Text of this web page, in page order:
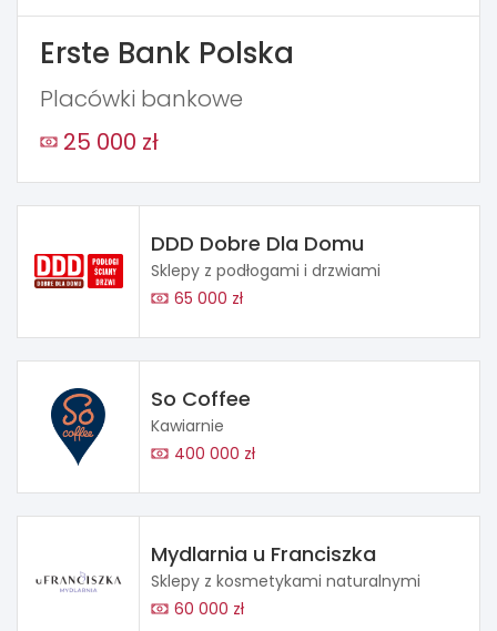
Erste Bank Polska
Placówki bankowe
25 000 zł
DDD Dobre Dla Domu
Sklepy z podłogami i drzwiami
65 000 zł
So Coffee
Kawiarnie
400 000 zł
Mydlarnia u Franciszka
Sklepy z kosmetykami naturalnymi
60 000 zł